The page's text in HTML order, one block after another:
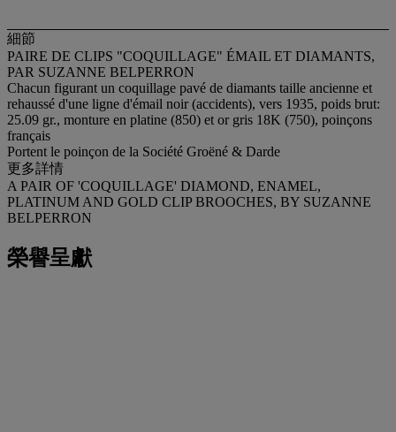
細節
PAIRE DE CLIPS "COQUILLAGE" ÉMAIL ET DIAMANTS,
PAR SUZANNE BELPERRON
Chacun figurant un coquillage pavé de diamants taille ancienne et
rehaussé d'une ligne d'émail noir (accidents), vers 1935, poids brut:
25.09 gr., monture en platine (850) et or gris 18K (750), poinçons
français
Portent le poinçon de la Société Groëné & Darde
更多詳情
A PAIR OF 'COQUILLAGE' DIAMOND, ENAMEL,
PLATINUM AND GOLD CLIP BROOCHES, BY SUZANNE
BELPERRON
榮譽呈獻